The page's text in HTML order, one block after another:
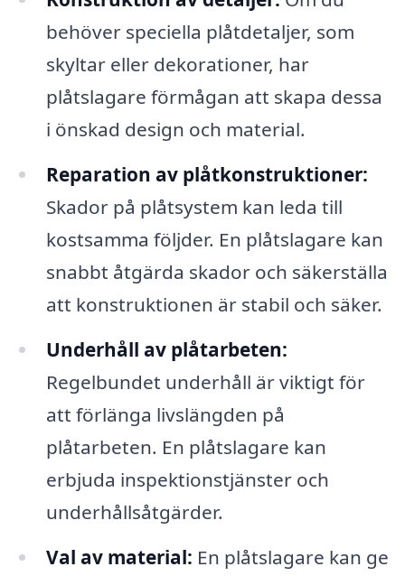
behöver speciella plåtdetaljer, som
skyltar eller dekorationer, har
plåtslagare förmågan att skapa dessa
i önskad design och material.
Reparation av plåtkonstruktioner:
Skador på plåtsystem kan leda till
kostsamma följder. En plåtslagare kan
snabbt åtgärda skador och säkerställa
att konstruktionen är stabil och säker.
Underhåll av plåtarbeten:
Regelbundet underhåll är viktigt för
att förlänga livslängden på
plåtarbeten. En plåtslagare kan
erbjuda inspektionstjänster och
underhållsåtgärder.
Val av material: En plåtslagare kan ge